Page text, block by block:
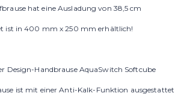
hat eine Ausladung von 38,5 cm
ist in 400 mm x 250 mm erhältlich!
Design-Handbrause AquaSwitch Softcube
ist mit einer Anti-Kalk-Funktion ausgestattet